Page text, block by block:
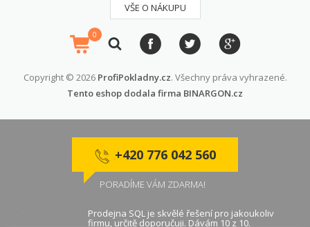
VŠE O NÁKUPU
0
Copyright © 2026 ProfiPokladny.cz. Všechny práva vyhrazené.
Tento eshop dodala firma BINARGON.cz
+420 776 042 560
PORADÍME VÁM ZDARMA!
Prodejna SQL je skvělé řešení pro jakoukoliv
firmu, určitě doporučuji. Dávám 10 z 10.